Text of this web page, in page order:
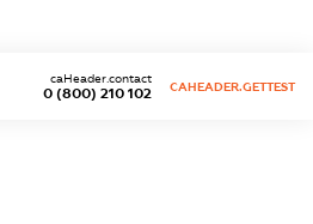
0 (800) 210 102
caHeader.contact
CAHEADER.GETTEST